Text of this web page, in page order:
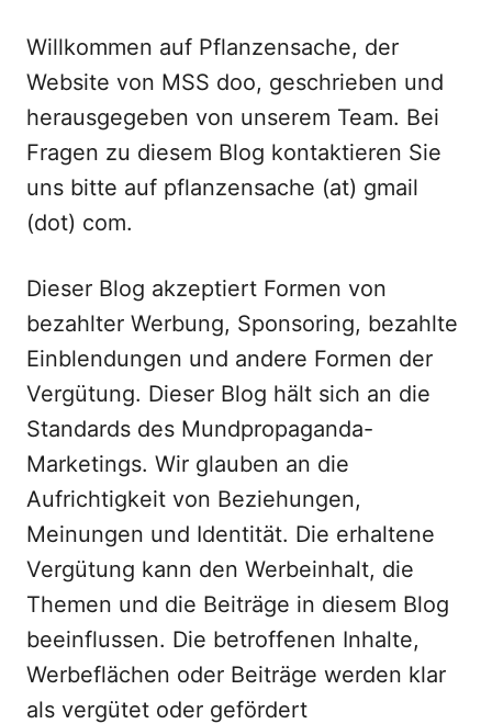
Willkommen auf Pflanzensache, der
Website von MSS doo, geschrieben und
herausgegeben von unserem Team. Bei
Fragen zu diesem Blog kontaktieren Sie
uns bitte auf pflanzensache (at) gmail
(dot) com.
Dieser Blog akzeptiert Formen von
bezahlter Werbung, Sponsoring, bezahlte
Einblendungen und andere Formen der
Vergütung. Dieser Blog hält sich an die
Standards des Mundpropaganda-
Marketings. Wir glauben an die
Aufrichtigkeit von Beziehungen,
Meinungen und Identität. Die erhaltene
Vergütung kann den Werbeinhalt, die
Themen und die Beiträge in diesem Blog
beeinflussen. Die betroffenen Inhalte,
Werbeflächen oder Beiträge werden klar
als vergütet oder gefördert